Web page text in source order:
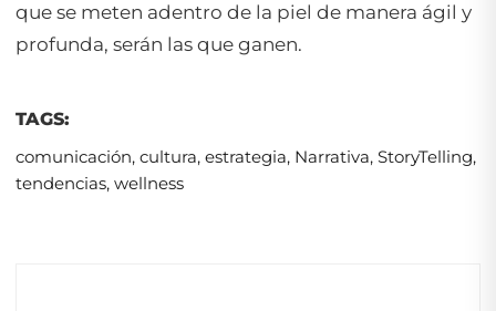
que se meten adentro de la piel de manera ágil y
profunda, serán las que ganen.
TAGS:
comunicación, cultura, estrategia, Narrativa, StoryTelling,
tendencias, wellness